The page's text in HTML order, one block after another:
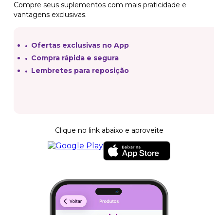
Compre seus suplementos com mais praticidade e
vantagens exclusivas.
Ofertas exclusivas no App
Compra rápida e segura
Lembretes para reposição
Clique no link abaixo e aproveite